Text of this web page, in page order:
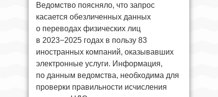
Ведомство поясняло, что запрос
касается обезличенных данных
о переводах физических лиц
в 2023−2025 годах в пользу 83
иностранных компаний, оказывавших
электронные услуги. Информация,
по данным ведомства, необходима для
проверки правильности исчисления